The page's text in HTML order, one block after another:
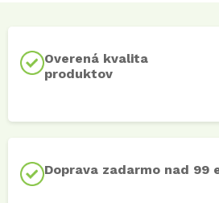
Overená kvalita
produktov
Doprava zadarmo nad 99